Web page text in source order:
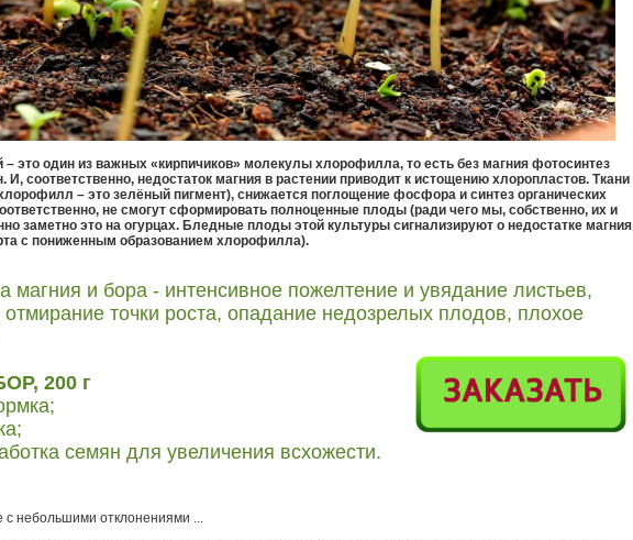
– это один из важных «кирпичиков» молекулы хлорофилла, то есть без магния фотосинтез
И, соответственно, недостаток магния в растении приводит к истощению хлоропластов. Ткани
– это зелёный пигмент), снижается поглощение фосфора и синтез органических
не смогут сформировать полноценные плоды (ради чего мы, собственно, их и
заметно это на огурцах. Бледные плоды этой культуры сигнализируют о недостатке магния
с пониженным образованием хлорофилла).
магния и бора - интенсивное пожелтение и увядание листьев,
отмирание точки роста, опадание недозрелых плодов, плохое
200 г
семян для увеличения всхожести.
с небольшими отклонениями ...